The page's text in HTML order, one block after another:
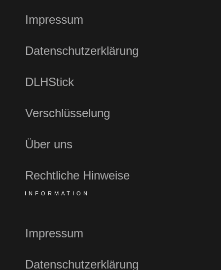
Impressum
Datenschutzerklärung
DLHStick
Verschlüsselung
Über uns
Rechtliche Hinweise
INFORMATION
Impressum
Datenschutzerklärung